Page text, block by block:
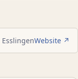
EsslingenWebsite ↗